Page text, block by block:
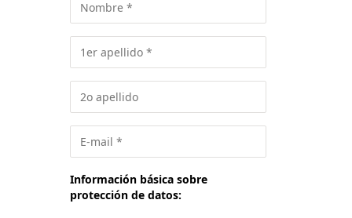
Información básica sobre
protección de datos: